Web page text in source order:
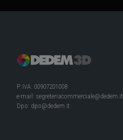
P. IVA: 00907201008
e-mail: segreteriacommerciale@dedem.it
Dpo: dpo@dedem.it